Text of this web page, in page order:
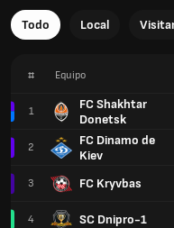
Todo Local
# Equipo
1
FC Shakhtar
Donetsk
2
FC Dinamo de
Kiev
3 FC Kryvbas
4 SC Dnipro-1